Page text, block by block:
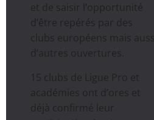
et de saisir l’opportunité
d’être repérés par des
clubs européens mais aussi
d’autres ouvertures.
15 clubs de Ligue Pro et
académies ont d’ores et
déjà confirmé leur